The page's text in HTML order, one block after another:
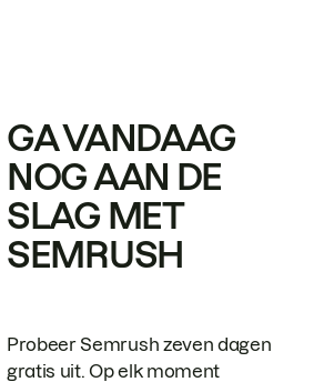
GA VANDAAG
NOG AAN DE
SLAG MET
SEMRUSH
Probeer Semrush zeven dagen
gratis uit. Op elk moment